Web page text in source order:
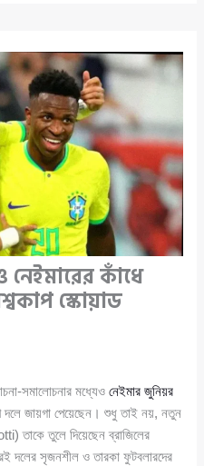
নেইমারের কাঁধে
স্কোয়াড
সমালোচনার মধ্যেওনেইমার জুনিয়র
জায়গা পেয়েছেন। শুধু তাই নয়, নতুন
তুলে দিয়েছেন ব্রাজিলের
দলের সৃজনশীল ও তারকা ফুটবলারদের